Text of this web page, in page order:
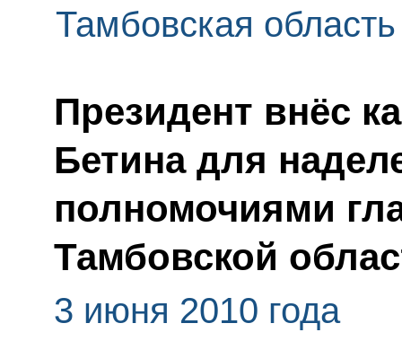
Тамбовская область
Президент внёс
Бетина для
полномочиями
Тамбовской
3 июня 2010 года